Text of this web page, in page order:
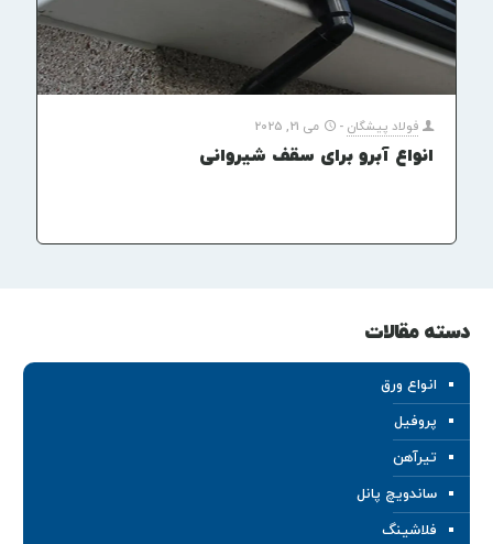
فولاد پیشگان - می 21, 2025
انواع آبرو برای سقف شیروانی
دسته مقالات
انواع ورق
پروفیل
تیرآهن
ساندویچ پانل
فلاشینگ